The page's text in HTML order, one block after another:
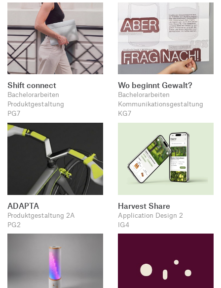
Shift connect
Bachelorarbeiten
Produktgestaltung
PG7
Wo beginnt Gewalt?
Bachelorarbeiten
Kommunikationsgestaltung
KG7
ADAPTA
Produktgestaltung 2A
PG2
Harvest Share
Application Design 2
IG4